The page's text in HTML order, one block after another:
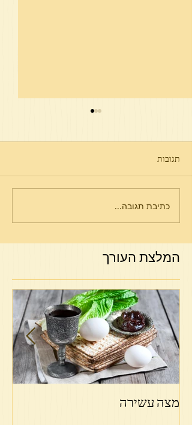
הביטחון בה'
תגובות
כתיבת תגובה...
המלצת העורך
מצה עשירה